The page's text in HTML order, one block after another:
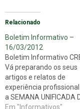
Relacionado
Boletim Informativo –
16/03/2012
Boletim Informativo
Vá preparando os seus
artigos e relatos de
experiência
a SEMANA UNIFICADA
SERVIÇO SOCIAL
Em "Informativos"